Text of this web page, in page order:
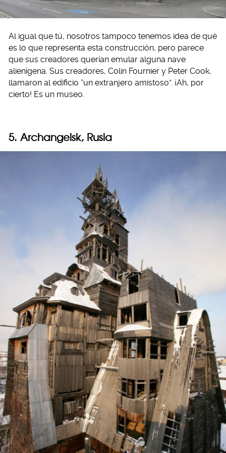
Al igual que tú, nosotros tampoco tenemos idea de qué
es lo que representa esta construcción, pero parece
que sus creadores querían emular alguna nave
alienígena. Sus creadores, Colin Fournier y Peter Cook,
llamaron al edificio “un extranjero amistoso”. ¡Ah, por
cierto! Es un museo.
5. Archangelsk, Rusia